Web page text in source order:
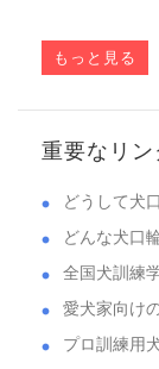
もっと見る
重要なリン
どうして犬
どんな犬口
全国犬訓練
愛犬家向け
プロ訓練用